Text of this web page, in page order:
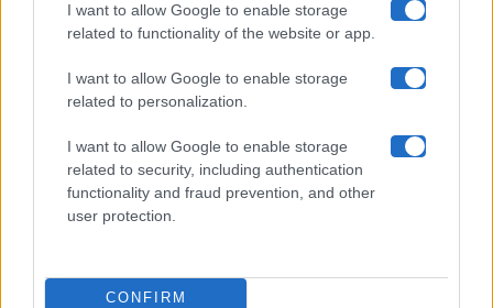
I want to allow Google to enable storage
related to functionality of the website or app.
I want to allow Google to enable storage
related to personalization.
I want to allow Google to enable storage
related to security, including authentication
functionality and fraud prevention, and other
user protection.
CONFIRM
Privacy Policy
Cookie Policy
Preferenze Privacy- Riproduzione riservata - Photo